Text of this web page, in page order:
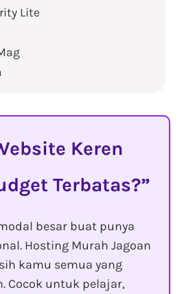
Lite
Keren
Terbatas?
besar buat punya
Hosting Murah Jagoan
kamu semua yang
Cocok untuk pelajar,